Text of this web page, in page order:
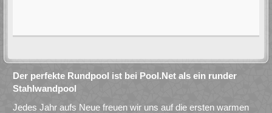
Der perfekte Rundpool ist bei Pool.Net als ein runder
Stahlwandpool
Jedes Jahr aufs Neue freuen wir uns auf die ersten warmen